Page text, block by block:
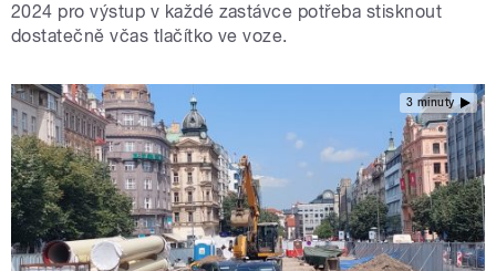
2024 pro výstup v každé zastávce potřeba stisknout
dostatečně včas tlačítko ve voze.
3 minuty